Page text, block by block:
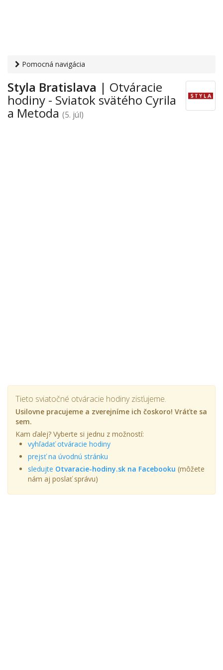
Pomocná navigácia
zábavné centrá›Sviatok svätého Cyrila a Metoda
Bratislava
Styla Bratislava | Otváracie
hodiny - Sviatok svätého Cyrila
a Metoda (5. júl)
Tieto sviatočné otváracie hodiny zisťujeme.
Usilovne pracujeme a zverejníme ich čoskoro! Vráťte sa
sem.
Kam ďalej? Vyberte si jednu z možností:
vyhľadať otváracie hodiny
prejsť na úvodnú stránku
sledujte Otvaracie-hodiny.sk na Facebooku (môžete
nám aj poslať správu)